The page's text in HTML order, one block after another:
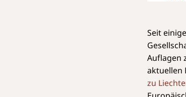
Seit
Auflagen
aktuellen
zu